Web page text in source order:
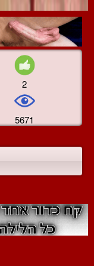
2
5671